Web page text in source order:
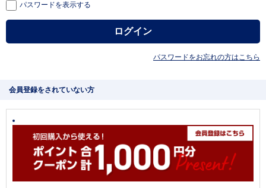
パスワードを表示する
パスワードをお忘れの方はこちら
会員登録をされていない方